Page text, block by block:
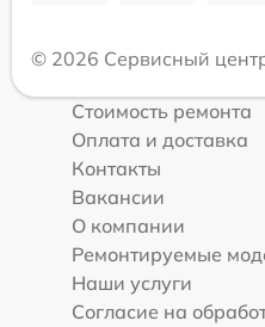
© 2026 Сервисный
Стоимость ремонта
Оплата и доставка
Контакты
Вакансии
О компании
Ремонтируемые
Наши услуги
Согласие на